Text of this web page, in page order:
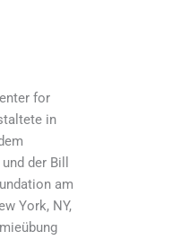
for
in
der Bill
am
York, NY,